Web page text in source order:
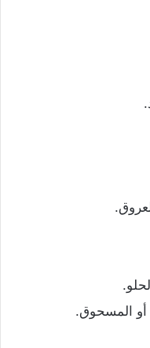
المسحوق.